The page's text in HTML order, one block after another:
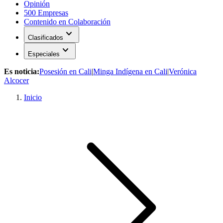
Opinión
500 Empresas
Contenido en Colaboración
Clasificados expand_more
Especiales expand_more
Es noticia:Posesión en Cali|Minga Indígena en Cali|Verónica
Alcocer
Inicio